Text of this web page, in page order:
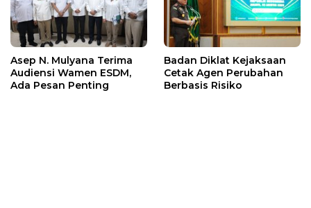
Asep N. Mulyana Terima
Audiensi Wamen ESDM,
Ada Pesan Penting
Badan Diklat Kejaksaan
Cetak Agen Perubahan
Berbasis Risiko